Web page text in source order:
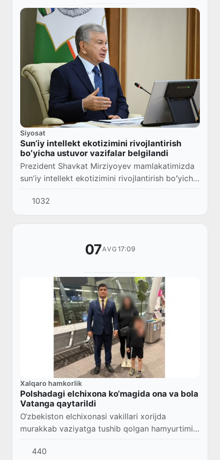
Siyosat
Sunʼiy intellekt ekotizimini rivojlantirish
boʻyicha ustuvor vazifalar belgilandi
Prezident Shavkat Mirziyoyev mamlakatimizda
sunʼiy intellekt ekotizimini rivojlantirish boʻyicha
erishilgan natijalar va istiqboldagi ustuvor
vazifalar yuzasidan taqdimot bilan tan...
1032
07AVG 17:09
Xalqaro hamkorlik
Polshadagi elchixona ko‘magida ona va bola
Vatanga qaytarildi
O‘zbekiston elchixonasi vakillari xorijda
murakkab vaziyatga tushib qolgan hamyurtimiz
va uning voyaga yetmagan farzandining
Vatanga qaytishida ko‘maklashdi.
440